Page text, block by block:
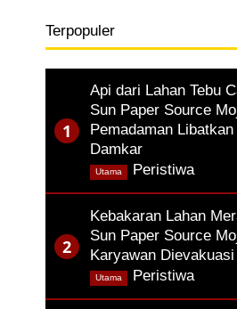
Terpopuler
Api dari Lahan Tebu
Sun Paper Source
Pemadaman Libatkan
Damkar
Peristiwa,
Utama
Kebakaran Lahan
Sun Paper Source
Karyawan Dievakuasi
Peristiwa,
Utama